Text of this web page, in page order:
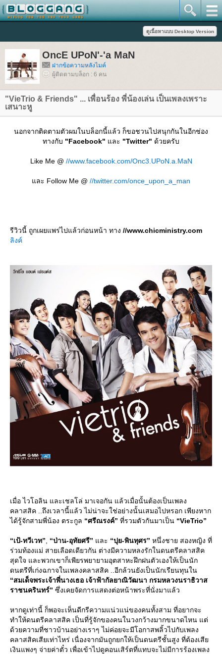
OncE UPoN'-'a MaN
ฝากข้อความหลังไมค์
ผู้ติดตามบล็อก : 6 คน
"VieTrio & Friends" ... เพื่อนร้อง พี่น้องเล่น เป็นเพลงเพราะ
เสนาะหู
นอกจากติดตามตัวผมในบล็อกนี้แล้ว ก็ขอชวนไปสนุกกันในอีกช่อง
ทางกับ "Facebook" ละ "Twitter" ด้วยครับ
Like Me @ //www.facebook.com/Onc3.UPoN.a.MaN
ละ Follow Me @ //twitter.com/once_upon_a_man
รีวิวนี้ ถูกเผยแพร่ไปแล้วก่อนหน้า ทาง //www.chicministry.com
ลิงค์
เมื่อ ไวโอลิน และเชลโล่ มาเจอกัน แล้วเมื่อนั้นต้องเป็นเพลง
คลาสสิค ..ถึงเวลานี้แล้ว ไม่น่าจะใช่อย่างนั้นเสมอไปหรอก เพียงหาก
ได้รู้จักสามพี่น้อง ตระกูล “ศรีณรงค์” ที่รวมตัวกันมาเป็น “VieTrio”
“เป้-ทวีเวท” “ป่าน-อุทัยศรี” ละ “ปุย-พินทุศร” หนึ่งชาย สองหญิง ที่
ร่วมท้องแม่ สายเลือดเดียวกัน ต่างมีความหลงรักในดนตรีคลาสสิค
สุดใจ และพวกเขาก็เพียรพยายามอุตสาหะฝึกฝนตัวเองให้เป็นนัก
ดนตรีที่เก่งฉกาจในเพลงคลาสสิค ..อีกล้วนยังเป็นนักเรียนทุนใน
“สมเด็จพระเจ้าพี่นางเธอ เจ้าฟ้ากัลยาณิวัฒนา กรมหลวงนราธิวาส
ราชนครินทร์” ซึ่งเคยจัดการแสดงต่อหน้าพระที่นั่งมาแล้ว
หากดูเท่านี้ ก็พอจะเห็นดีกรีความแน่วแน่ของคนทั้งสาม ที่อยากจะ
ทำให้ดนตรีคลาสสิค เป็นที่รู้จักของคนในวงกว้างมากขนาดไหน แต่
ด้วยความที่ชาวบ้านอย่างเราๆ ไม่ค่อยจะมีโอกาสพลิ้วไปกับเพลง
คลาสสิคเสียเท่าไหร่ เนื่องจากมันถูกยกให้เป็นดนตรีชั้นสูง ที่ต้องเสี
เงินแพงๆ จ่ายค่าตั๋ว เพื่อเข้าไปดูคอนเสิร์ตที่แทบจะไม่มีการร้องเพลง